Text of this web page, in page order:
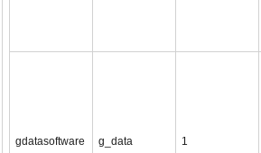
gdatasoftware g_data 1